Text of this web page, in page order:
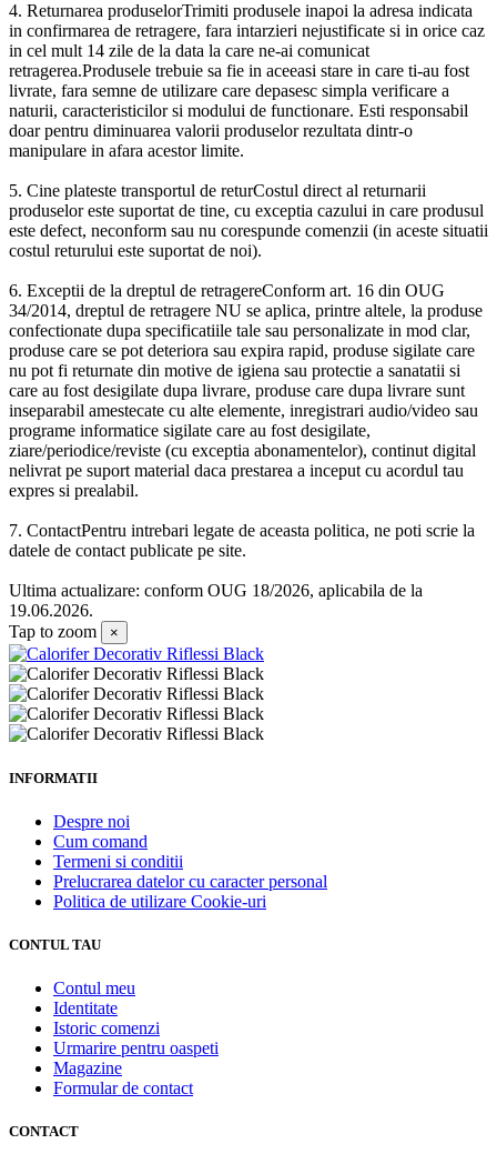
4. Returnarea produselorTrimiti produsele inapoi la adresa indicata
in confirmarea de retragere, fara intarzieri nejustificate si in orice caz
in cel mult 14 zile de la data la care ne-ai comunicat
retragerea.Produsele trebuie sa fie in aceeasi stare in care ti-au fost
livrate, fara semne de utilizare care depasesc simpla verificare a
naturii, caracteristicilor si modului de functionare. Esti responsabil
doar pentru diminuarea valorii produselor rezultata dintr-o
manipulare in afara acestor limite.
5. Cine plateste transportul de returCostul direct al returnarii
produselor este suportat de tine, cu exceptia cazului in care produsul
este defect, neconform sau nu corespunde comenzii (in aceste situatii
costul returului este suportat de noi).
6. Exceptii de la dreptul de retragereConform art. 16 din OUG
34/2014, dreptul de retragere NU se aplica, printre altele, la produse
confectionate dupa specificatiile tale sau personalizate in mod clar,
produse care se pot deteriora sau expira rapid, produse sigilate care
nu pot fi returnate din motive de igiena sau protectie a sanatatii si
care au fost desigilate dupa livrare, produse care dupa livrare sunt
inseparabil amestecate cu alte elemente, inregistrari audio/video sau
programe informatice sigilate care au fost desigilate,
ziare/periodice/reviste (cu exceptia abonamentelor), continut digital
nelivrat pe suport material daca prestarea a inceput cu acordul tau
expres si prealabil.
7. ContactPentru intrebari legate de aceasta politica, ne poti scrie la
datele de contact publicate pe site.
Ultima actualizare: conform OUG 18/2026, aplicabila de la
19.06.2026.
Tap to zoom
×
INFORMATII
Despre noi
Cum comand
Termeni si conditii
Prelucrarea datelor cu caracter personal
Politica de utilizare Cookie-uri
CONTUL TAU
Contul meu
Identitate
Istoric comenzi
Urmarire pentru oaspeti
Magazine
Formular de contact
CONTACT